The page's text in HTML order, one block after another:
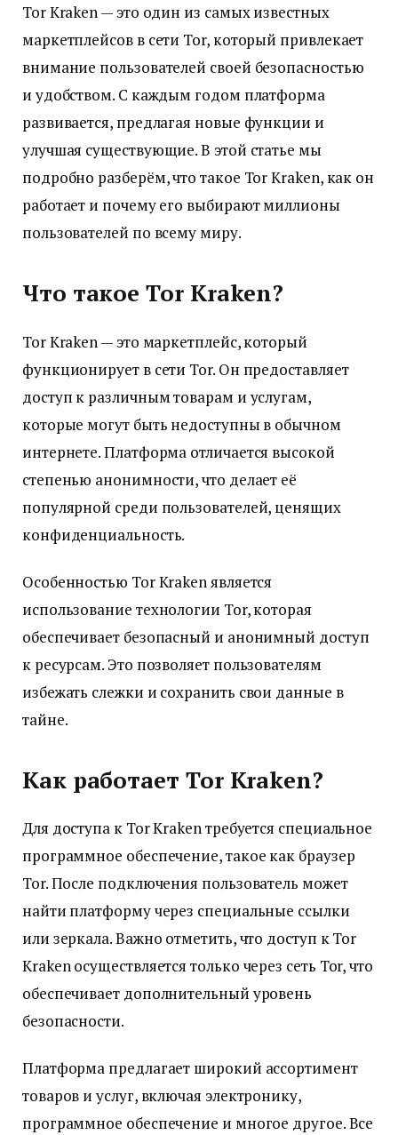
Tor Kraken — это один из самых известных
маркетплейсов в сети Tor, который привлекает
внимание пользователей своей безопасностью
и удобством. С каждым годом платформа
развивается, предлагая новые функции и
улучшая существующие. В этой статье мы
подробно разберём, что такое Tor Kraken, как он
работает и почему его выбирают миллионы
пользователей по всему миру.
Что такое Tor Kraken?
Tor Kraken — это маркетплейс, который
функционирует в сети Tor. Он предоставляет
доступ к различным товарам и услугам,
которые могут быть недоступны в обычном
интернете. Платформа отличается высокой
степенью анонимности, что делает её
популярной среди пользователей, ценящих
конфиденциальность.
Особенностью Tor Kraken является
использование технологии Tor, которая
обеспечивает безопасный и анонимный доступ
к ресурсам. Это позволяет пользователям
избежать слежки и сохранить свои данные в
тайне.
Как работает Tor Kraken?
Для доступа к Tor Kraken требуется специальное
программное обеспечение, такое как браузер
Tor. После подключения пользователь может
найти платформу через специальные ссылки
или зеркала. Важно отметить, что доступ к Tor
Kraken осуществляется только через сеть Tor, что
обеспечивает дополнительный уровень
безопасности.
Платформа предлагает широкий ассортимент
товаров и услуг, включая электронику,
программное обеспечение и многое другое. Все